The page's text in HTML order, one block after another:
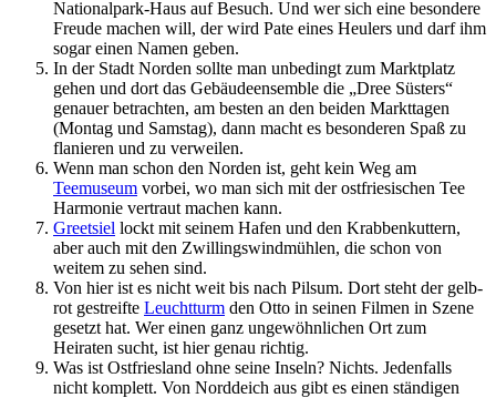
Nationalpark-Haus auf Besuch. Und wer sich eine besondere
Freude machen will, der wird Pate eines Heulers und darf ihm
sogar einen Namen geben.
In der Stadt Norden sollte man unbedingt zum Marktplatz
gehen und dort das Gebäudeensemble die „Dree Süsters“
genauer betrachten, am besten an den beiden Markttagen
(Montag und Samstag), dann macht es besonderen Spaß zu
flanieren und zu verweilen.
Wenn man schon den Norden ist, geht kein Weg am
Teemuseum vorbei, wo man sich mit der ostfriesischen Tee
Harmonie vertraut machen kann.
Greetsiel lockt mit seinem Hafen und den Krabbenkuttern,
aber auch mit den Zwillingswindmühlen, die schon von
weitem zu sehen sind.
Von hier ist es nicht weit bis nach Pilsum. Dort steht der gelb-
rot gestreifte Leuchtturm den Otto in seinen Filmen in Szene
gesetzt hat. Wer einen ganz ungewöhnlichen Ort zum
Heiraten sucht, ist hier genau richtig.
Was ist Ostfriesland ohne seine Inseln? Nichts. Jedenfalls
nicht komplett. Von Norddeich aus gibt es einen ständigen